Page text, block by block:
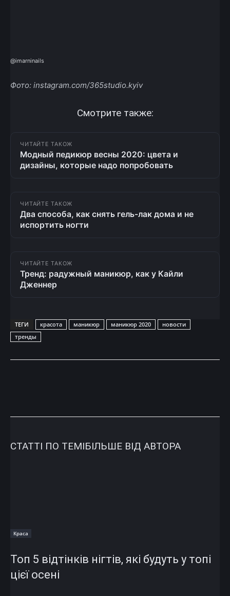
@imarninails
Фото: instagram.com/365studio.kyiv
Смотрите также:
ЧИТАЙТЕ ТАКОЖ
Модный педикюр весны 2020: цвета и
дизайны, которые надо попробовать
ЧИТАЙТЕ ТАКОЖ
Два способа, как снять гель-лак дома и не
испортить ногти
ЧИТАЙТЕ ТАКОЖ
Тренд: радужный маникюр, как у Кайли
Дженнер
ТЕГИ красота маникюр маникюр 2020
новости
тренды
СТАТТІ ПО ТЕМІБІЛЬШЕ ВІД АВТОРА
Краса
Топ 5 відтінків нігтів, які будуть у топі
цієї осені